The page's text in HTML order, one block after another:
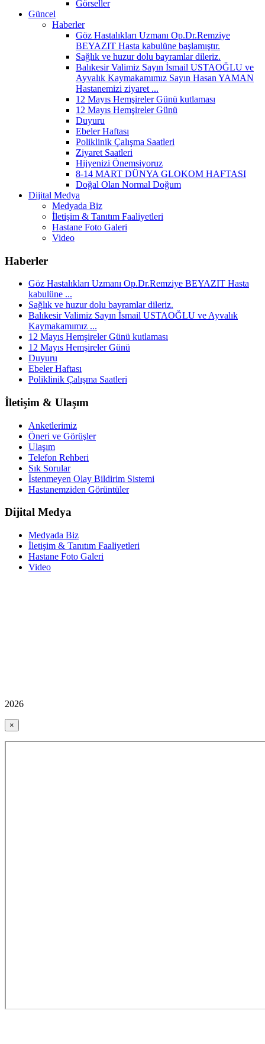
Görseller
Güncel
Haberler
Göz Hastalıkları Uzmanı Op.Dr.Remziye
BEYAZIT Hasta kabulüne başlamıştır.
Sağlık ve huzur dolu bayramlar dileriz.
Balıkesir Valimiz Sayın İsmail USTAOĞLU ve
Ayvalık Kaymakamımız Sayın Hasan YAMAN
Hastanemizi ziyaret ...
12 Mayıs Hemşireler Günü kutlaması
12 Mayıs Hemşireler Günü
Duyuru
Ebeler Haftası
Poliklinik Çalışma Saatleri
Ziyaret Saatleri
Hijyenizi Önemsiyoruz
8-14 MART DÜNYA GLOKOM HAFTASI
Doğal Olan Normal Doğum
Dijital Medya
Medyada Biz
İletişim & Tanıtım Faaliyetleri
Hastane Foto Galeri
Video
Haberler
Göz Hastalıkları Uzmanı Op.Dr.Remziye BEYAZIT Hasta
kabulüne ...
Sağlık ve huzur dolu bayramlar dileriz.
Balıkesir Valimiz Sayın İsmail USTAOĞLU ve Ayvalık
Kaymakamımız ...
12 Mayıs Hemşireler Günü kutlaması
12 Mayıs Hemşireler Günü
Duyuru
Ebeler Haftası
Poliklinik Çalışma Saatleri
İletişim & Ulaşım
Anketlerimiz
Öneri ve Görüşler
Ulaşım
Telefon Rehberi
Sık Sorular
İstenmeyen Olay Bildirim Sistemi
Hastanemziden Görüntüler
Dijital Medya
Medyada Biz
İletişim & Tanıtım Faaliyetleri
Hastane Foto Galeri
Video
2026
×